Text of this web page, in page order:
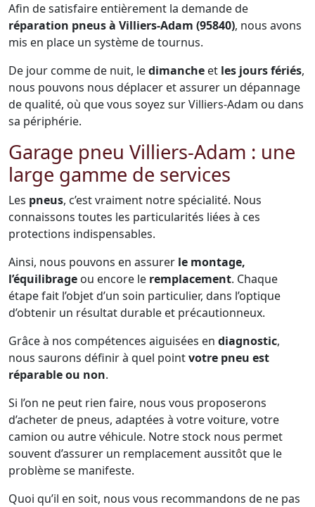
Afin de satisfaire entièrement la demande de
réparation pneus à Villiers-Adam (95840), nous avons
mis en place un système de tournus.
De jour comme de nuit, ledimanche et les jours fériés,
nous pouvons nous déplacer et assurer un dépannage
de qualité, où que vous soyez sur Villiers-Adam ou dans
sa périphérie.
Garage pneu Villiers-Adam : une
large gamme de services
Les pneus, c’est vraiment notre spécialité. Nous
connaissons toutes les particularités liées à ces
protections indispensables.
Ainsi, nous pouvons en assurer le montage,
l’équilibrage ou encore le remplacement. Chaque
étape fait l’objet d’un soin particulier, dans l’optique
d’obtenir un résultat durable et précautionneux.
Grâce à nos compétences aiguisées en diagnostic,
nous saurons définir à quel pointvotre pneu est
réparable ou non.
Si l’on ne peut rien faire, nous vous proposerons
d’acheter de pneus, adaptées à votre voiture, votre
camion ou autre véhicule. Notre stock nous permet
souvent d’assurer un remplacement aussitôt que le
problème se manifeste.
Quoi qu’il en soit, nous vous recommandons de ne pas